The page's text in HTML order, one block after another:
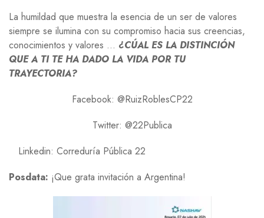
La humildad que muestra la esencia de un ser de valores
siempre se ilumina con su compromiso hacia sus creencias,
conocimientos y valores … ¿CÚAL ES LA DISTINCIÓN
QUE A TI TE HA DADO LA VIDA POR TU
TRAYECTORIA?
Facebook: @RuizRoblesCP22
Twitter: @22Publica
Linkedin: Correduría Pública 22
Posdata: ¡Que grata invitación a Argentina!